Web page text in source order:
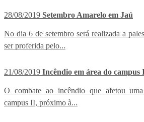
28/08/2019 Setembro Amarelo em Jaú
No dia 6 de setembro será realizada a
ser proferida pelo...
21/08/2019 Incêndio em área do campus
O combate ao incêndio que afetou
campus II, próximo à...